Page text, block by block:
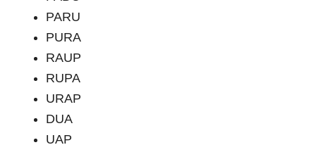
PARU
PURA
RAUP
RUPA
URAP
DUA
UAP